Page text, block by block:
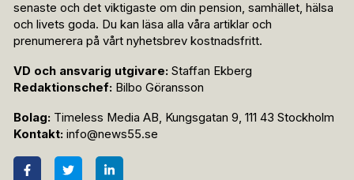
senaste och det viktigaste om din pension, samhället, hälsa
och livets goda. Du kan läsa alla våra artiklar och
prenumerera på vårt nyhetsbrev kostnadsfritt.
VD och ansvarig utgivare: Staffan Ekberg
Redaktionschef: Bilbo Göransson
Bolag: Timeless Media AB, Kungsgatan 9, 111 43 Stockholm
Kontakt: info@news55.se